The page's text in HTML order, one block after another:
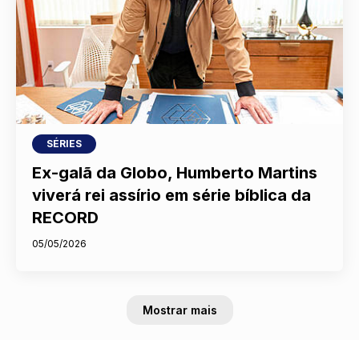
SÉRIES
Ex-galã da Globo, Humberto Martins
viverá rei assírio em série bíblica da
RECORD
05/05/2026
Mostrar mais